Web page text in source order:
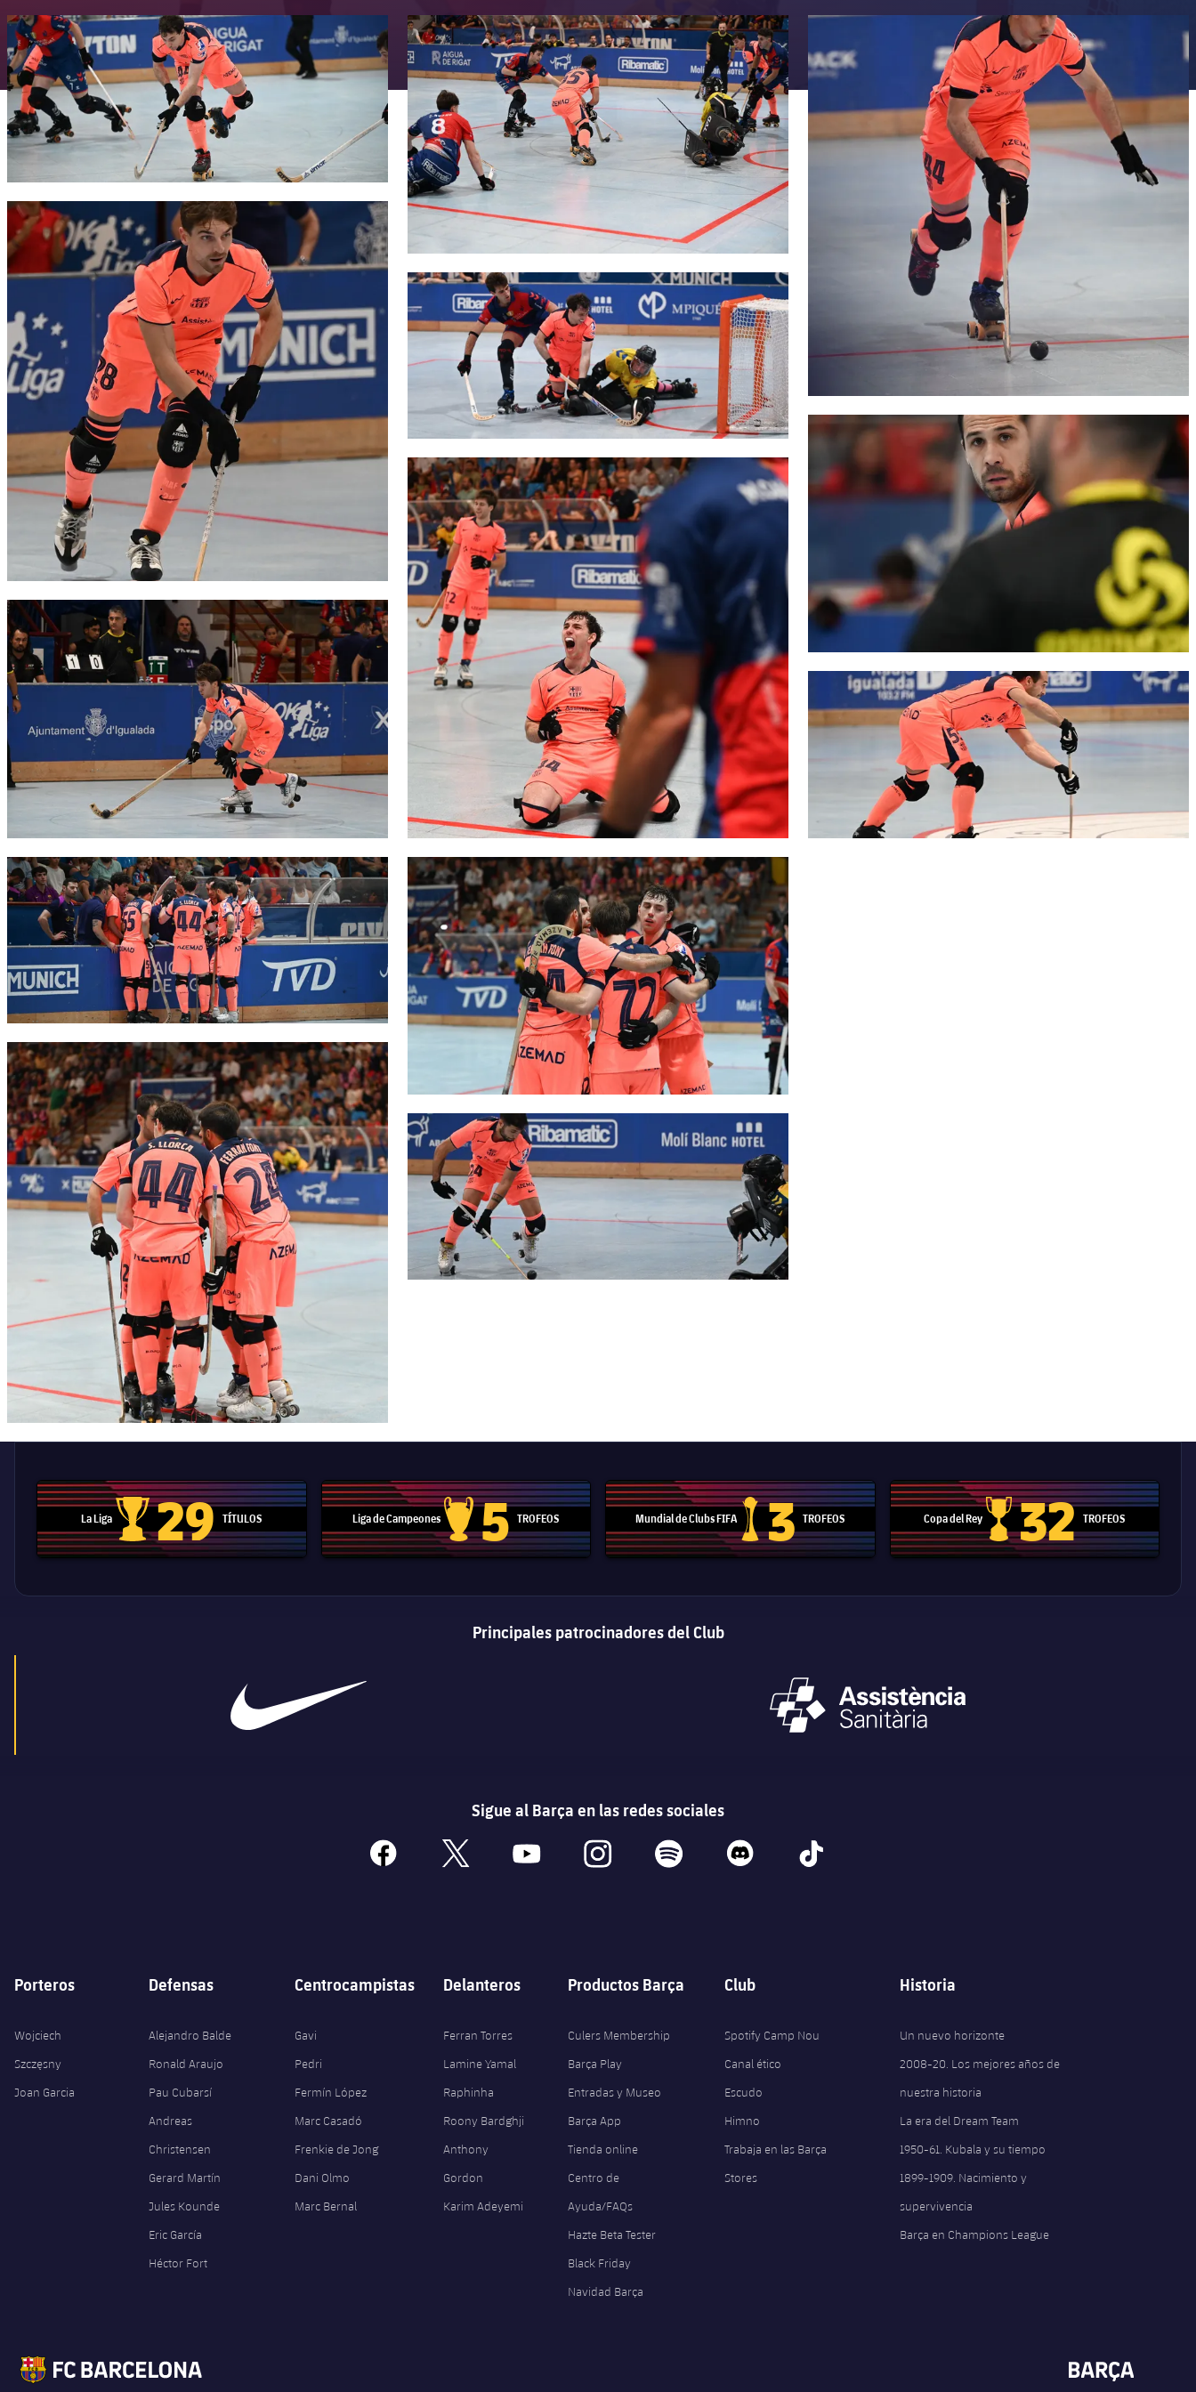
FC Barcelona club badge
FC Barcelona club badge
FC Barcelona club badge
FC Barcelona club badge
FC Barcelona club badge
FC Barcelona club badge
FC Barcelona club badge
FC Barcelona club badge
FC Barcelona club badge
FC Barcelona club badge
FC Barcelona club badge
FC Barcelona club badge
FC Barcelona club badge
La Liga
Trofeo de La Liga
29 TÍTULOS Liga de Campeones
Trofeo de la Liga de Campeones
5 TROFEOS Mundial de Clubs FIFA
Trofeo del Mundial de Clubes
3 TROFEOS Copa del Rey
Copa del Rey
32 TROFEOS
Principales patrocinadores del Club
Sigue al Barça en las redes sociales
facebook x youtube instagram spotify discord tiktok
Porteros
Wojciech
Szczęsny
Joan Garcia
Defensas
Alejandro Balde
Ronald Araujo
Pau Cubarsí
Andreas
Christensen
Gerard Martín
Jules Kounde
Eric García
Héctor Fort
Centrocampistas
Gavi
Pedri
Fermín López
Marc Casadó
Frenkie de Jong
Dani Olmo
Marc Bernal
Delanteros
Ferran Torres
Lamine Yamal
Raphinha
Roony Bardghji
Anthony
Gordon
Karim Adeyemi
Productos Barça
Culers Membership
Barça Play
Entradas y Museo
Barça App
Tienda online
Centro de
Ayuda/FAQs
Hazte Beta Tester
Black Friday
Navidad Barça
Club
Spotify Camp Nou
Canal ético
Escudo
Himno
Trabaja en las Barça
Stores
Historia
Un nuevo horizonte
2008-20. Los mejores años de
nuestra historia
La era del Dream Team
1950-61. Kubala y su tiempo
1899-1909. Nacimiento y
supervivencia
Barça en Champions League